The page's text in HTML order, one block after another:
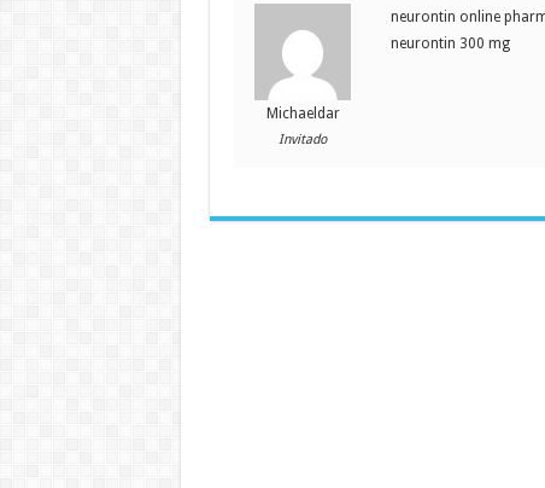
Michaeldar
Invitado
neurontin online
neurontin 300 mg